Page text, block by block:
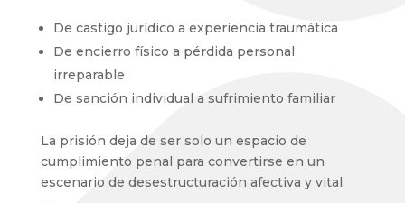
De castigo jurídico a experiencia traumática
De encierro físico a pérdida personal
irreparable
De sanción individual a sufrimiento familiar
La prisión deja de ser solo un espacio de
cumplimiento penal para convertirse en un
escenario de desestructuración afectiva y vital.